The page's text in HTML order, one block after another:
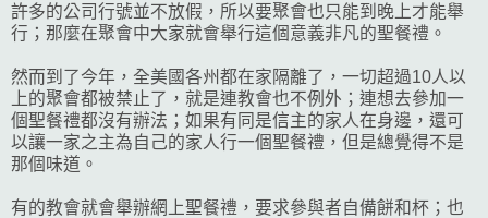
許多的公司行號並不放假，所以要聚會也只能到晚上才能舉
行；那麼在聚會中大家就會舉行這個意義非凡的聖餐禮。
然而到了今年，全美國各州都在家隔離了，一切超過10人以
上的聚會都被禁止了，就是連教會也不例外；連想去參加一
個聖餐禮都沒有辦法；如果有同是信主的家人在身邊，還可
以讓一家之主為自己的家人行一個聖餐禮，但是總覺得不是
那個味道。
有的教會就會舉辦網上聖餐禮，要求參與者自備餅和杯；也